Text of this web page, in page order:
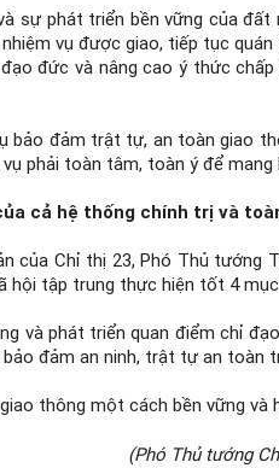
sự phát triển bền vững của
vụ được giao, tiếp tục
đức và nâng cao ý thức
bảo đảm trật tự, an toàn giao
phải toàn tâm, toàn ý để
cả hệ thống chính trị và
của Chỉ thị 23, Phó Thủ tướng
hội tập trung thực hiện tốt 4
và phát triển quan điểm chỉ
đảm an ninh, trật tự an toàn
thông một cách bền vững
(Phó Thủ tướng